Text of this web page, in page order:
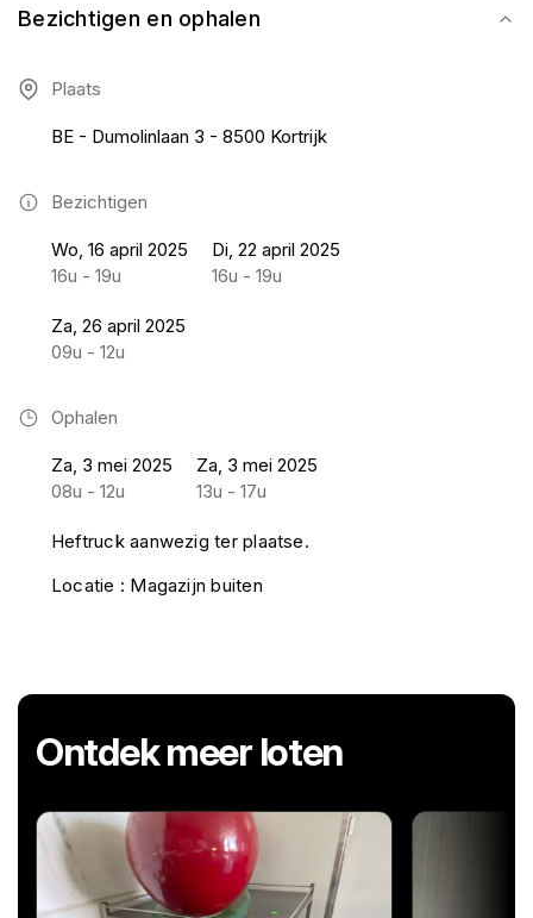
Bezichtigen en ophalen
Plaats
BE - Dumolinlaan 3 - 8500 Kortrijk
Bezichtigen
Wo, 16 april 2025
16u - 19u
Di, 22 april 2025
16u - 19u
Za, 26 april 2025
09u - 12u
Ophalen
Za, 3 mei 2025
08u - 12u
Za, 3 mei 2025
13u - 17u
Heftruck aanwezig ter plaatse.
Locatie : Magazijn buiten
Ontdek meer loten